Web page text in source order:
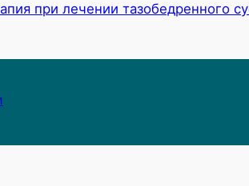
при лечении тазобедренного